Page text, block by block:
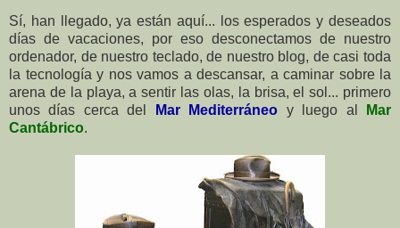
Sí, han llegado, ya están aquí... los esperados y deseados
días de vacaciones, por eso desconectamos de nuestro
ordenador, de nuestro teclado, de nuestro blog, de casi toda
la tecnología y nos vamos a descansar, a caminar sobre la
arena de la playa, a sentir las olas, la brisa, el sol... primero
unos días cerca del
Mar Mediterráneo y luego al
Mar
Cantábrico.